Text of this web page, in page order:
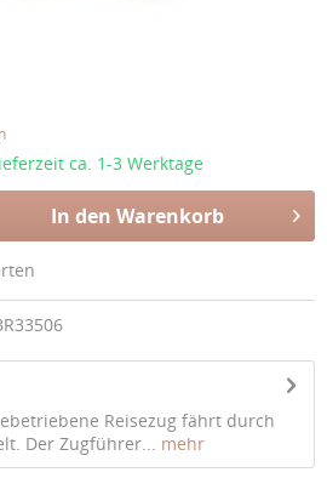
ca. 1-3 Werktage
In den Warenkorb
Reisezug fährt durch
Der Zugführer... mehr